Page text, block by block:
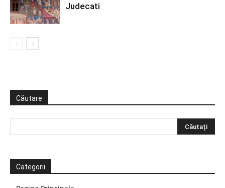
Judecati
Căutare
Categorii